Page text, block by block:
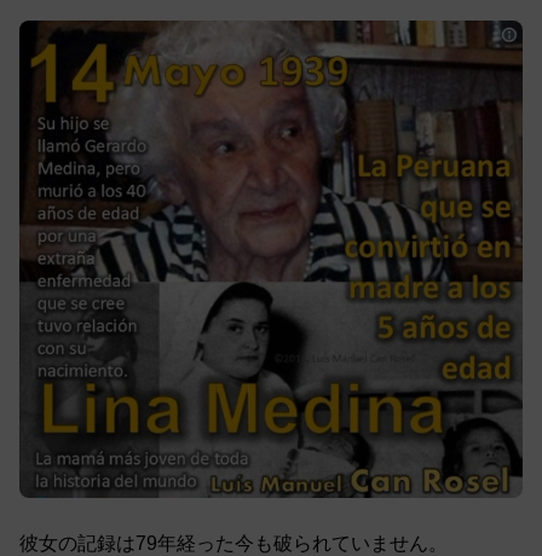
彼女の記録は79年経った今も破られていません。